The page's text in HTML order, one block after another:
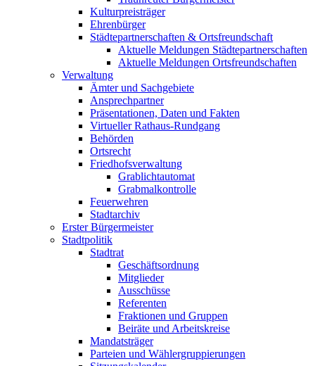
Kulturpreisträger
Ehrenbürger
Städtepartnerschaften & Ortsfreundschaft
Aktuelle Meldungen Städtepartnerschaften
Aktuelle Meldungen Ortsfreundschaften
Verwaltung
Ämter und Sachgebiete
Ansprechpartner
Präsentationen, Daten und Fakten
Virtueller Rathaus-Rundgang
Behörden
Ortsrecht
Friedhofsverwaltung
Grablichtautomat
Grabmalkontrolle
Feuerwehren
Stadtarchiv
Erster Bürgermeister
Stadtpolitik
Stadtrat
Geschäftsordnung
Mitglieder
Ausschüsse
Referenten
Fraktionen und Gruppen
Beiräte und Arbeitskreise
Mandatsträger
Parteien und Wählergruppierungen